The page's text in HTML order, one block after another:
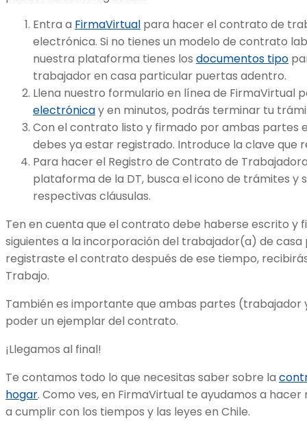
Entra a FirmaVirtual para hacer el contrato de
electrónica. Si no tienes un modelo de contrato
nuestra plataforma tienes los documentos tipo
trabajador en casa particular puertas adentro.
Llena nuestro formulario en línea de FirmaVirtual
electrónicay en minutos, podrás terminar tu
Con el contrato listo y firmado por ambas partes
debes ya estar registrado. Introduce la clave
Para hacer el Registro de Contrato de
plataforma de la DT, busca el icono de trámites y
respectivas cláusulas.
Ten en cuenta que el contrato debe haberse escrito y
siguientes a la incorporación del trabajador(a) de
registraste el contrato después de ese tiempo,
Trabajo.
También es importante que ambas partes (trabajador
poder un ejemplar del contrato.
¡Llegamos al final!
Te contamos todo lo que necesitas saber sobre la
hogar. Como ves, en FirmaVirtual te ayudamos a
a cumplir con los tiempos y las leyes en Chile.